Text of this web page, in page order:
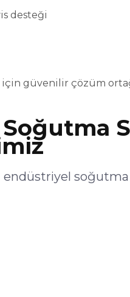
desteği
için güvenilir çözüm
Soğutma
endüstriyel